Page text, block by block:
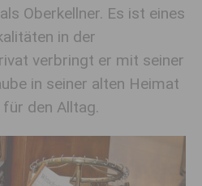
Oberkellner. Es ist eines
in der
verbringt er mit seiner
in seiner alten Heimat
den Alltag.